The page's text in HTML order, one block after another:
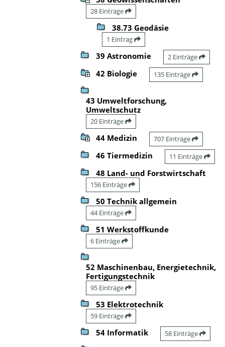
28 Einträge
38.73 Geodäsie
1 Eintrag
39 Astronomie 2 Einträge
42 Biologie 135 Einträge
43 Umweltforschung,
Umweltschutz
20 Einträge
44 Medizin 707 Einträge
46 Tiermedizin 11 Einträge
48 Land- und Forstwirtschaft
156 Einträge
50 Technik allgemein
44 Einträge
51 Werkstoffkunde
6 Einträge
52 Maschinenbau, Energietechnik,
Fertigungstechnik
95 Einträge
53 Elektrotechnik
59 Einträge
54 Informatik 58 Einträge